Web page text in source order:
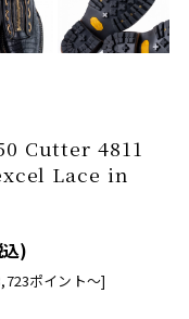
Cutter 4811
Lace in
)
ポイント〜]